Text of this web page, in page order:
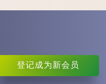
登记成为新会员